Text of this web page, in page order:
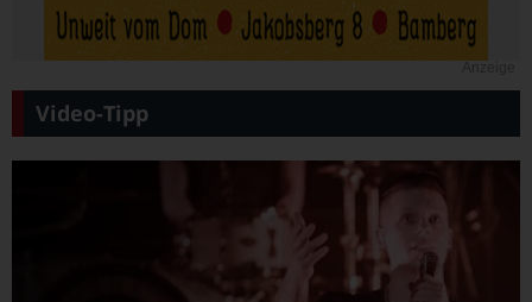
Video-Tipp